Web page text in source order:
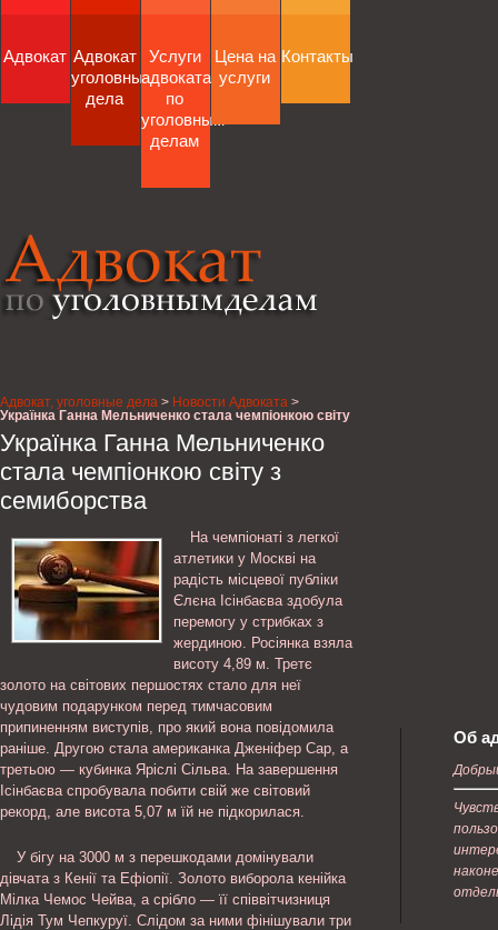
Адвокат Адвокат
уголовные
дела
Услуги
адвоката
по
уголовным
делам
Цена на
услуги
Контакты
Адвокат, уголовные дела > Новости Адвоката >
Українка Ганна Мельниченко стала чемпіонкою світу
Українка Ганна Мельниченко
стала чемпіонкою світу з
семиборства
На чемпіонаті з легкої
атлетики у Москві на
радість місцевої публіки
Єлєна Ісінбаєва здобула
перемогу у стрибках з
жердиною. Росіянка взяла
висоту 4,89 м. Третє
золото на світових першостях стало для неї
чудовим подарунком перед тимчасовим
припиненням виступів, про який вона повідомила
раніше. Другою стала американка Дженіфер Сар, а
третьою — кубинка Яріслі Сільва. На завершення
Ісінбаєва спробувала побити свій же світовий
рекорд, але висота 5,07 м їй не підкорилася.
У бігу на 3000 м з перешкодами домінували
дівчата з Кенії та Ефіопії. Золото виборола кенійка
Мілка Чемос Чейва, а срібло — її співвітчизниця
Лідія Тум Чепкуруї. Слідом за ними фінішували три
Об